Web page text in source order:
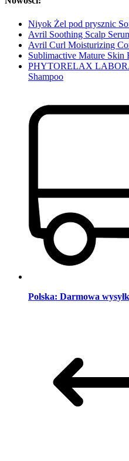
Niyok Żel pod prysznic
Avril Soothing Scalp
Avril Curl Moisturizing
Sublimactive Mature
PHYTORELAX
Shampoo
Polska: Darmowa